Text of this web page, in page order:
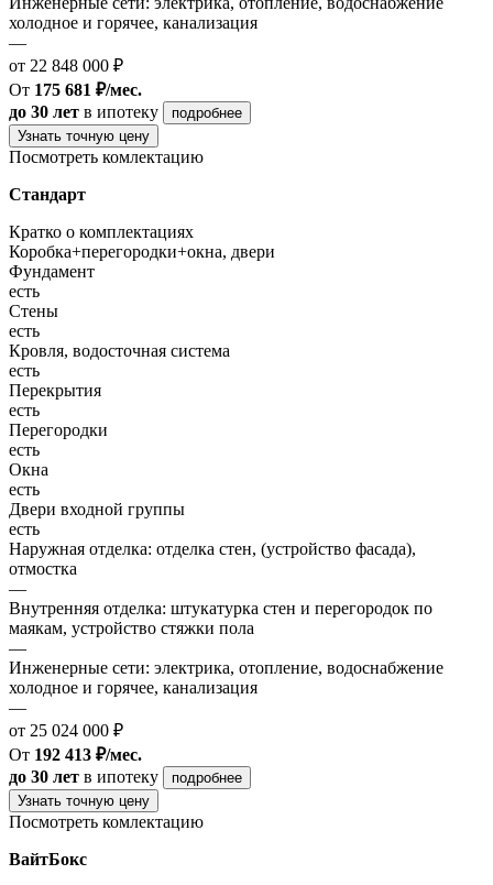
холодное и горячее, канализация
—
от 22 848 000 ₽
От 175 681 ₽/мес.
до 30 лет в ипотеку
подробнее
Узнать точную цену
Посмотреть комлектацию
Стандарт
Кратко о комплектациях
Коробка+перегородки+окна, двери
Фундамент
есть
Стены
есть
Кровля, водосточная система
есть
Перекрытия
есть
Перегородки
есть
Окна
есть
Двери входной группы
есть
Наружная отделка: отделка стен, (устройство фасада),
отмостка
—
Внутренняя отделка: штукатурка стен и перегородок по
маякам, устройство стяжки пола
—
Инженерные сети: электрика, отопление, водоснабжение
холодное и горячее, канализация
—
от 25 024 000 ₽
От 192 413 ₽/мес.
до 30 лет в ипотеку
подробнее
Узнать точную цену
Посмотреть комлектацию
ВайтБокс